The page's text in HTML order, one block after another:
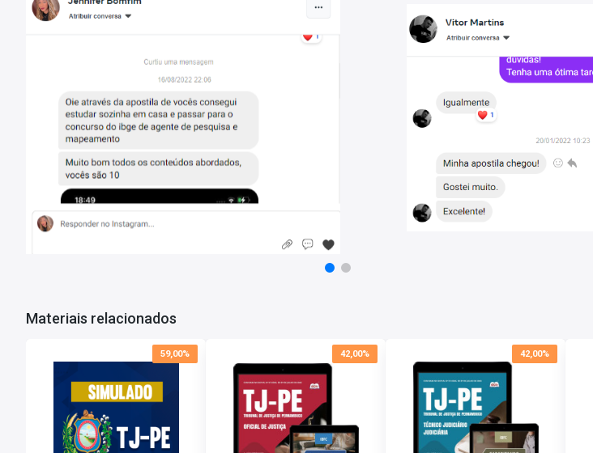
Estes são apenas alguns dos benefícios em adquirir o
Mapa de Questões - TJ-PE - Técnico Judiciário – TPJ –
Materiais relacionados
59,00% 42,00% 42,00%